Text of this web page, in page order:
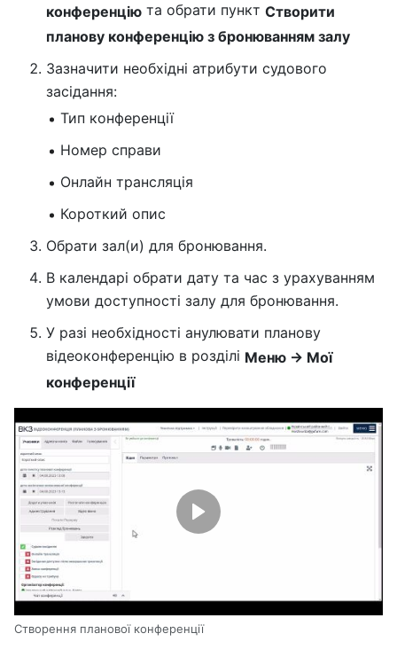
конференцію та обрати пункт Створити
планову конференцію з бронюванням залу
Зазначити необхідні атрибути судового
засідання:
Тип конференції
Номер справи
Онлайн трансляція
Короткий опис
Обрати зал(и) для бронювання.
В календарі обрати дату та час з урахуванням
умови доступності залу для бронювання.
У разі необхідності анулювати планову
відеоконференцію в розділі Меню → Мої
конференції
Створення планової конференції